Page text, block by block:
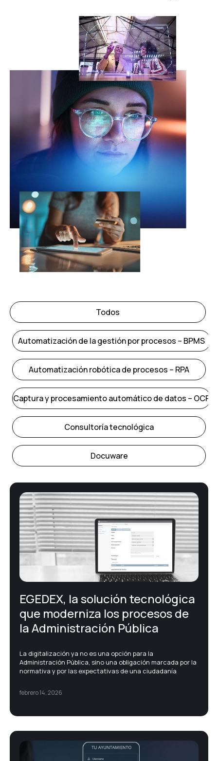
Todos
Automatización de la gestión por procesos – BPMS
Automatización robótica de procesos – RPA
Captura y procesamiento automático de datos – OCR
Consultoría tecnológica
Docuware
E-Administración
Facturación Electrónica
Firma electrónica
Gestión documental – ECM
Noticias corporativas
Printing
Protección de datos
Transformación digital
EGEDEX, la solución tecnológica
que moderniza los procesos de
la Administración Pública
febrero 14, 2026
La digitalización ya no es una opción para la
Administración Pública, sino una obligación marcada por la
normativa y por las expectativas de una ciudadanía